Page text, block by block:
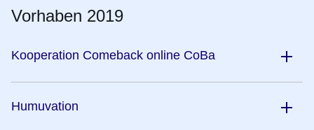
Vorhaben 2019
Kooperation Comeback online CoBa
Humuvation